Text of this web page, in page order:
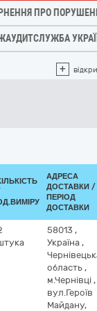
ПРО
+
АДРЕСА
ДОСТАВКИ /
ПЕРІОД
ДОСТАВКИ
58013 ,
Україна ,
область ,
м.Чернівці ,
вул.Героїв
Майдану,